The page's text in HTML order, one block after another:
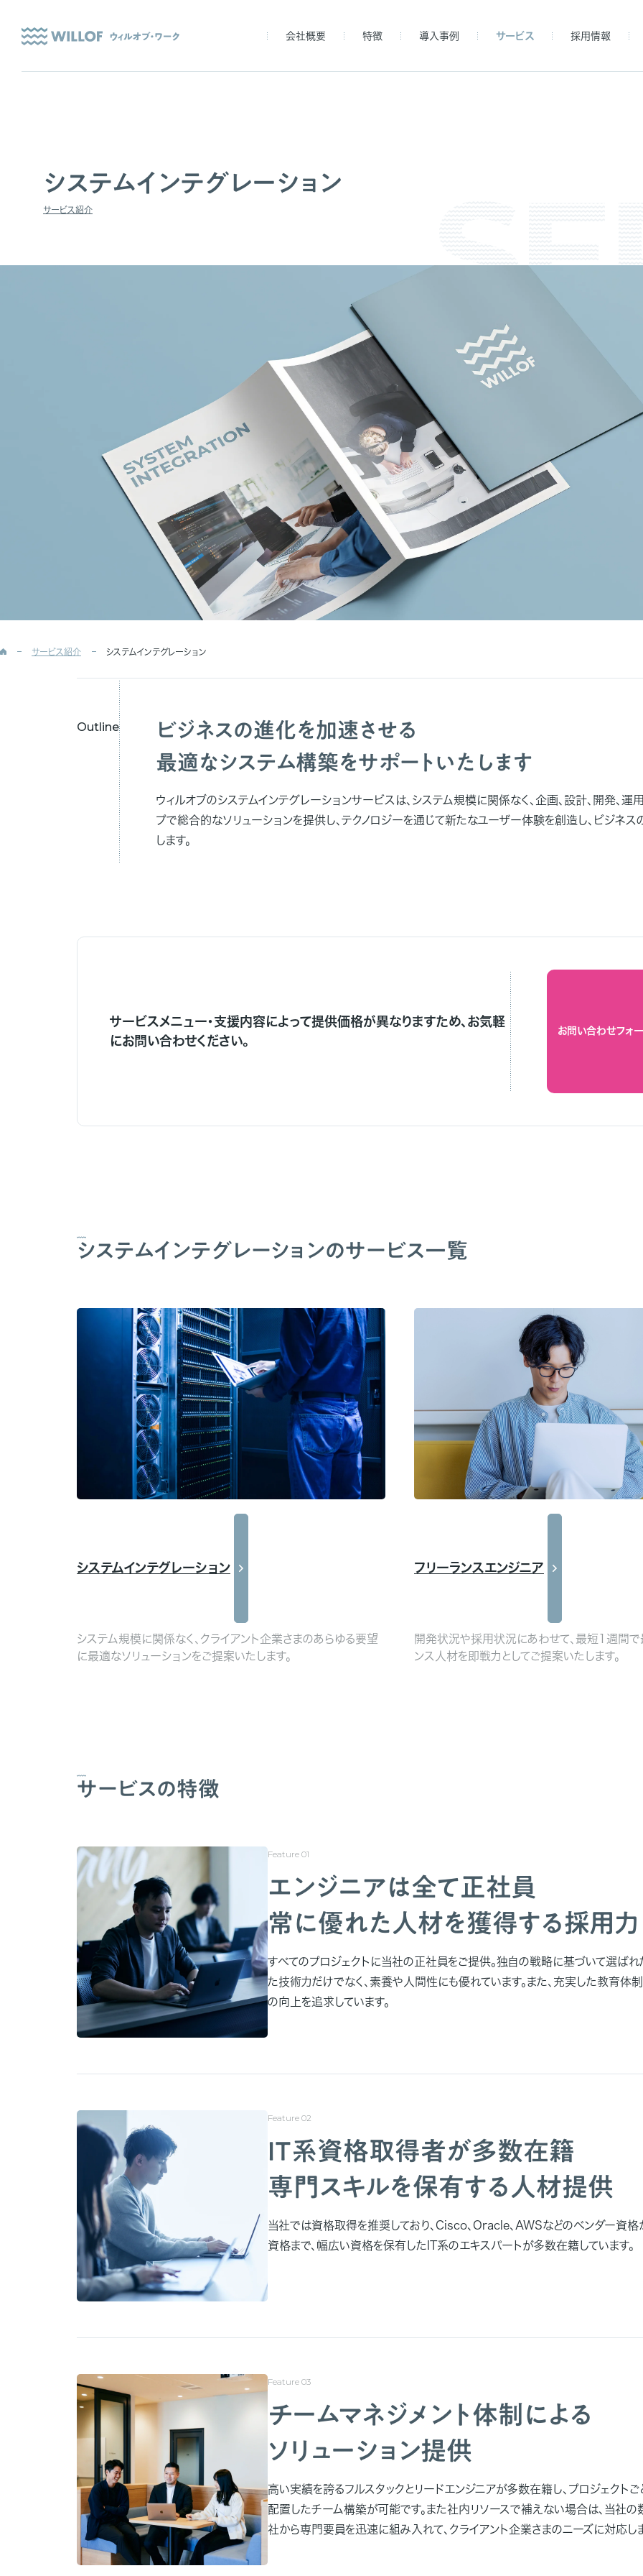
会社概要 特徴 導入事例 サービス 採用情報
システムインテグレーション
サービス紹介
サービス紹介 システムインテグレーション
Outline
ビジネスの進化を加速させる
最適なシステム構築をサポートいたします
ウィルオブのシステムインテグレーションサービスは、システム規模に関係なく、企画、設計、開発、運用
プで総合的なソリューションを提供し、テクノロジーを通じて新たなユーザー体験を創造し、ビジネス
します。
サービスメニュー・支援内容によって提供価格が異なりますため、お気軽
にお問い合わせください。
お問い合わせフォ
システムインテグレーションのサービス一覧
システムインテグレーション
システム規模に関係なく、クライアント企業さまのあらゆる要望
に最適なソリューションをご提案いたします。
フリーランスエンジニア
開発状況や採用状況にあわせて、最短1週間で
ンス人材を即戦力としてご提案いたします。
サービスの特徴
エンジニアは全て正社員
常に優れた人材を獲得する採用力
すべてのプロジェクトに当社の正社員をご提供。独自の戦略に基づいて選ばれ
た技術力だけでなく、素養や人間性にも優れています。また、充実した教育体
の向上を追求しています。
IT系資格取得者が多数在籍
専門スキルを保有する人材提供
当社では資格取得を推奨しており、Cisco、Oracle、AWSなどのベンダー資
資格まで、幅広い資格を保有したIT系のエキスパートが多数在籍しています。
チームマネジメント体制による
ソリューション提供
高い実績を誇るフルスタックとリードエンジニアが多数在籍し、プロジェクト
配置したチーム構築が可能です。また社内リソースで補えない場合は、当社
社から専門要員を迅速に組み入れて、クライアント企業さまのニーズに対応し